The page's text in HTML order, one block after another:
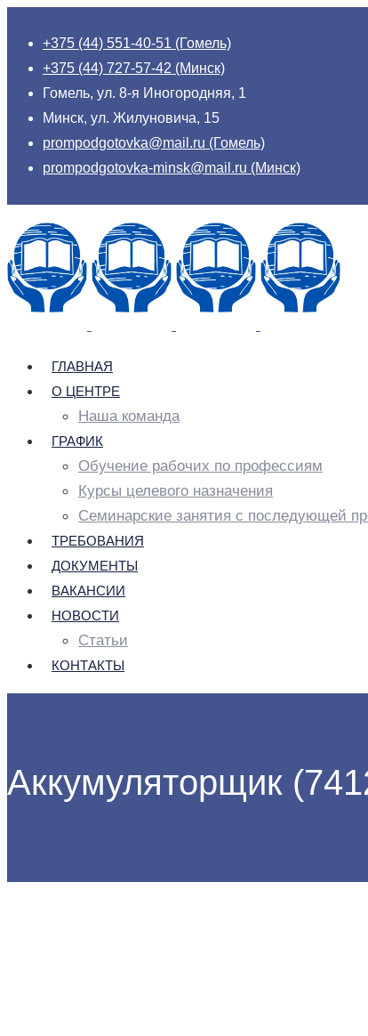
+375 (44) 551-40-51 (Гомель)
+375 (44) 727-57-42 (Минск)
Гомель, ул. 8-я Иногородняя, 1
Минск, ул. Жилуновича, 15
prompodgotovka@mail.ru (Гомель)
prompodgotovka-minsk@mail.ru (Минск)
ГЛАВНАЯ
О ЦЕНТРЕ
Наша команда
ГРАФИК
Обучение рабочих по профессиям
Курсы целевого назначения
Семинарские занятия с последующей
ТРЕБОВАНИЯ
ДОКУМЕНТЫ
ВАКАНСИИ
НОВОСТИ
Статьи
КОНТАКТЫ
Аккумуляторщик